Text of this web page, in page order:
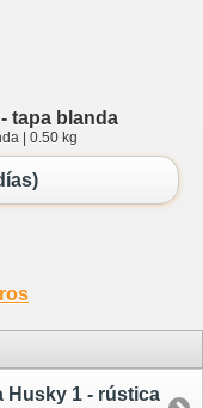
tapa blanda
| 0.50 kg
Husky 1 - rústica